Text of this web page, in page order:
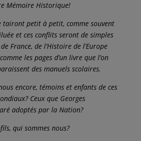
Mémoire Historique!
tairont petit à petit, comme souvent
et ces conflits seront de simples
France, de l’Histoire de l’Europe
les pages d’un livre que l’on
des manuels scolaires.
encore, témoins et enfants de ces
Ceux que Georges
adoptés par la Nation?
qui sommes nous?